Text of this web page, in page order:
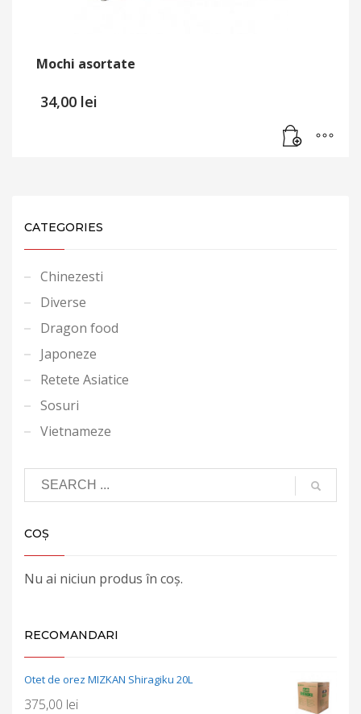
Mochi asortate
34,00 lei
CATEGORIES
Chinezesti
Diverse
Dragon food
Japoneze
Retete Asiatice
Sosuri
Vietnameze
COȘ
Nu ai niciun produs în coș.
RECOMANDARI
Otet de orez MIZKAN Shiragiku 20L
375,00 lei